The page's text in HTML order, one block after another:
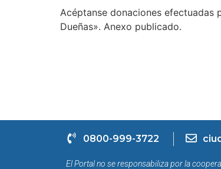
Acéptanse donaciones
Dueñas». Anexo publicado.
0800-999-3722
El Portal no se responsabiliza por la